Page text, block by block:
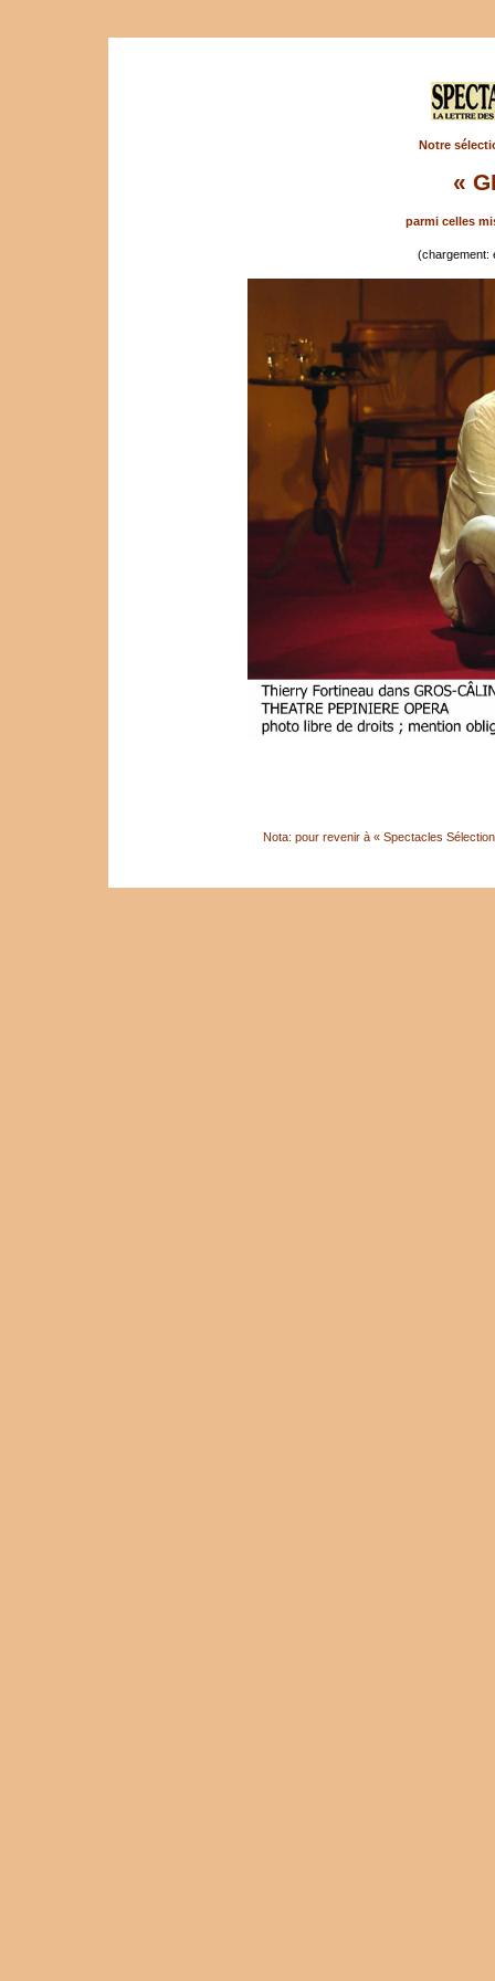
Notre
«
parmi celles
(chargement:
Nota: pour revenir à « Spectacles